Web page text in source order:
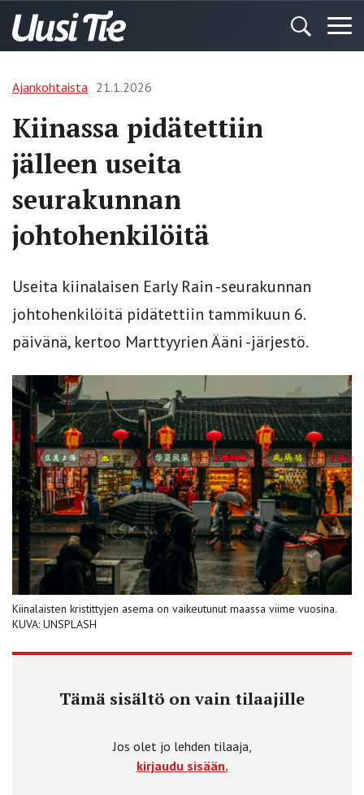
Ajankohtaista 21.1.2026
Kiinassa pidätettiin
jälleen useita
seurakunnan
johtohenkilöitä
Useita kiinalaisen Early Rain -seurakunnan
johtohenkilöitä pidätettiin tammikuun 6.
päivänä, kertoo Marttyyrien Ääni -järjestö.
Kiinalaisten kristittyjen asema on vaikeutunut maassa viime vuosina.
KUVA: UNSPLASH
Tämä sisältö on vain tilaajille
Jos olet jo lehden tilaaja,
kirjaudu sisään.